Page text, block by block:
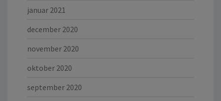
januar 2021
december 2020
november 2020
oktober 2020
september 2020